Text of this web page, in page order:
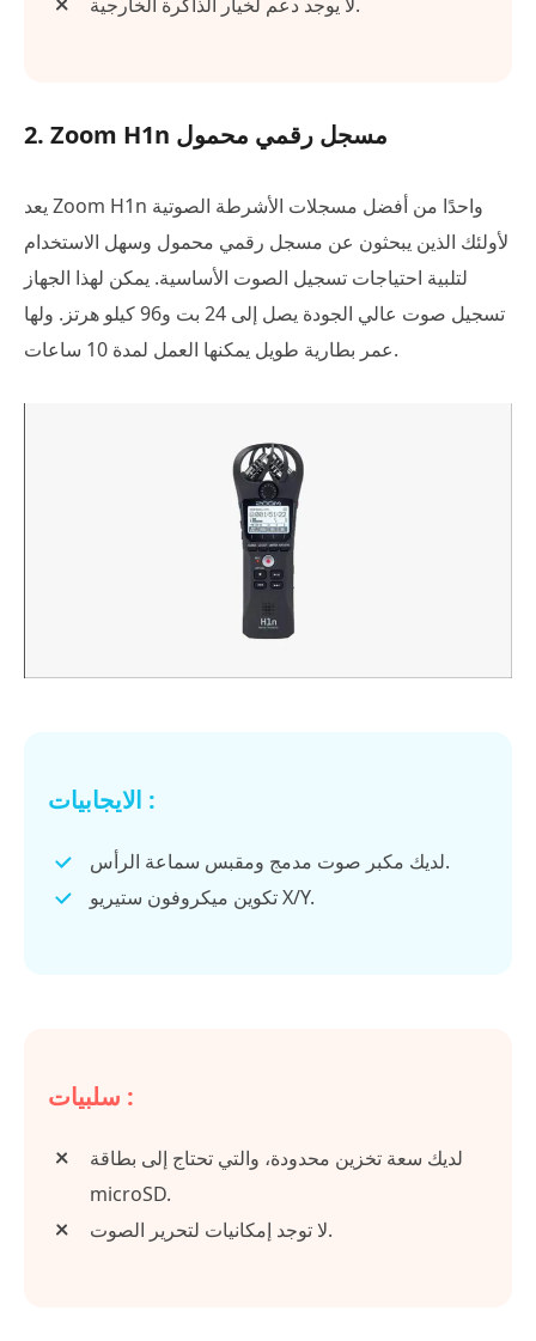
2. Zoom H1n مسجل رقمي محمول
يعد Zoom H1n واحدًا من أفضل مسجلات الأشرطة الصوتية
لأولئك الذين يبحثون عن مسجل رقمي محمول وسهل الاستخدام
لتلبية احتياجات تسجيل الصوت الأساسية. يمكن لهذا الجهاز
تسجيل صوت عالي الجودة يصل إلى 24 بت و96 كيلو هرتز. ولها
عمر بطارية طويل يمكنها العمل لمدة 10 ساعات.
الايجابيات :
لديك مكبر صوت مدمج ومقبس سماعة الرأس.
تكوين ميكروفون ستيريو X/Y.
سلبيات :
لديك سعة تخزين محدودة، والتي تحتاج إلى بطاقة
microSD.
لا توجد إمكانيات لتحرير الصوت.